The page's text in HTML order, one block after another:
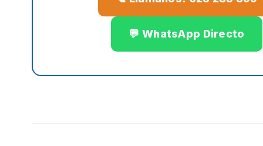
💬 WhatsApp Directo